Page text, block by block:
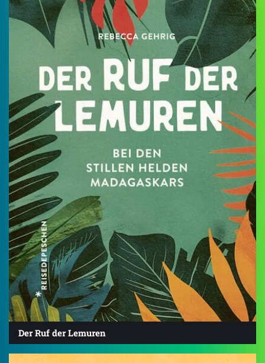
Der Ruf der Lemuren